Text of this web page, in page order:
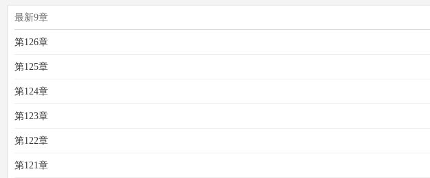
最新9章
第126章
第125章
第124章
第123章
第122章
第121章